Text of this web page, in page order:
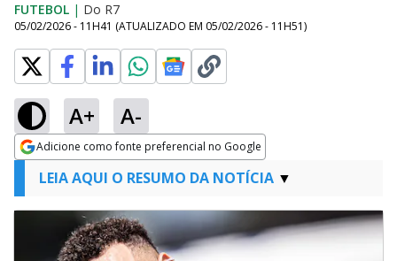
FUTEBOL | Do R7
05/02/2026 - 11H41 (ATUALIZADO EM 05/02/2026 - 11H51)
A+ A-
Adicione como fonte preferencial no Google
Opens in new window
LEIA AQUI O RESUMO DA NOTÍCIA